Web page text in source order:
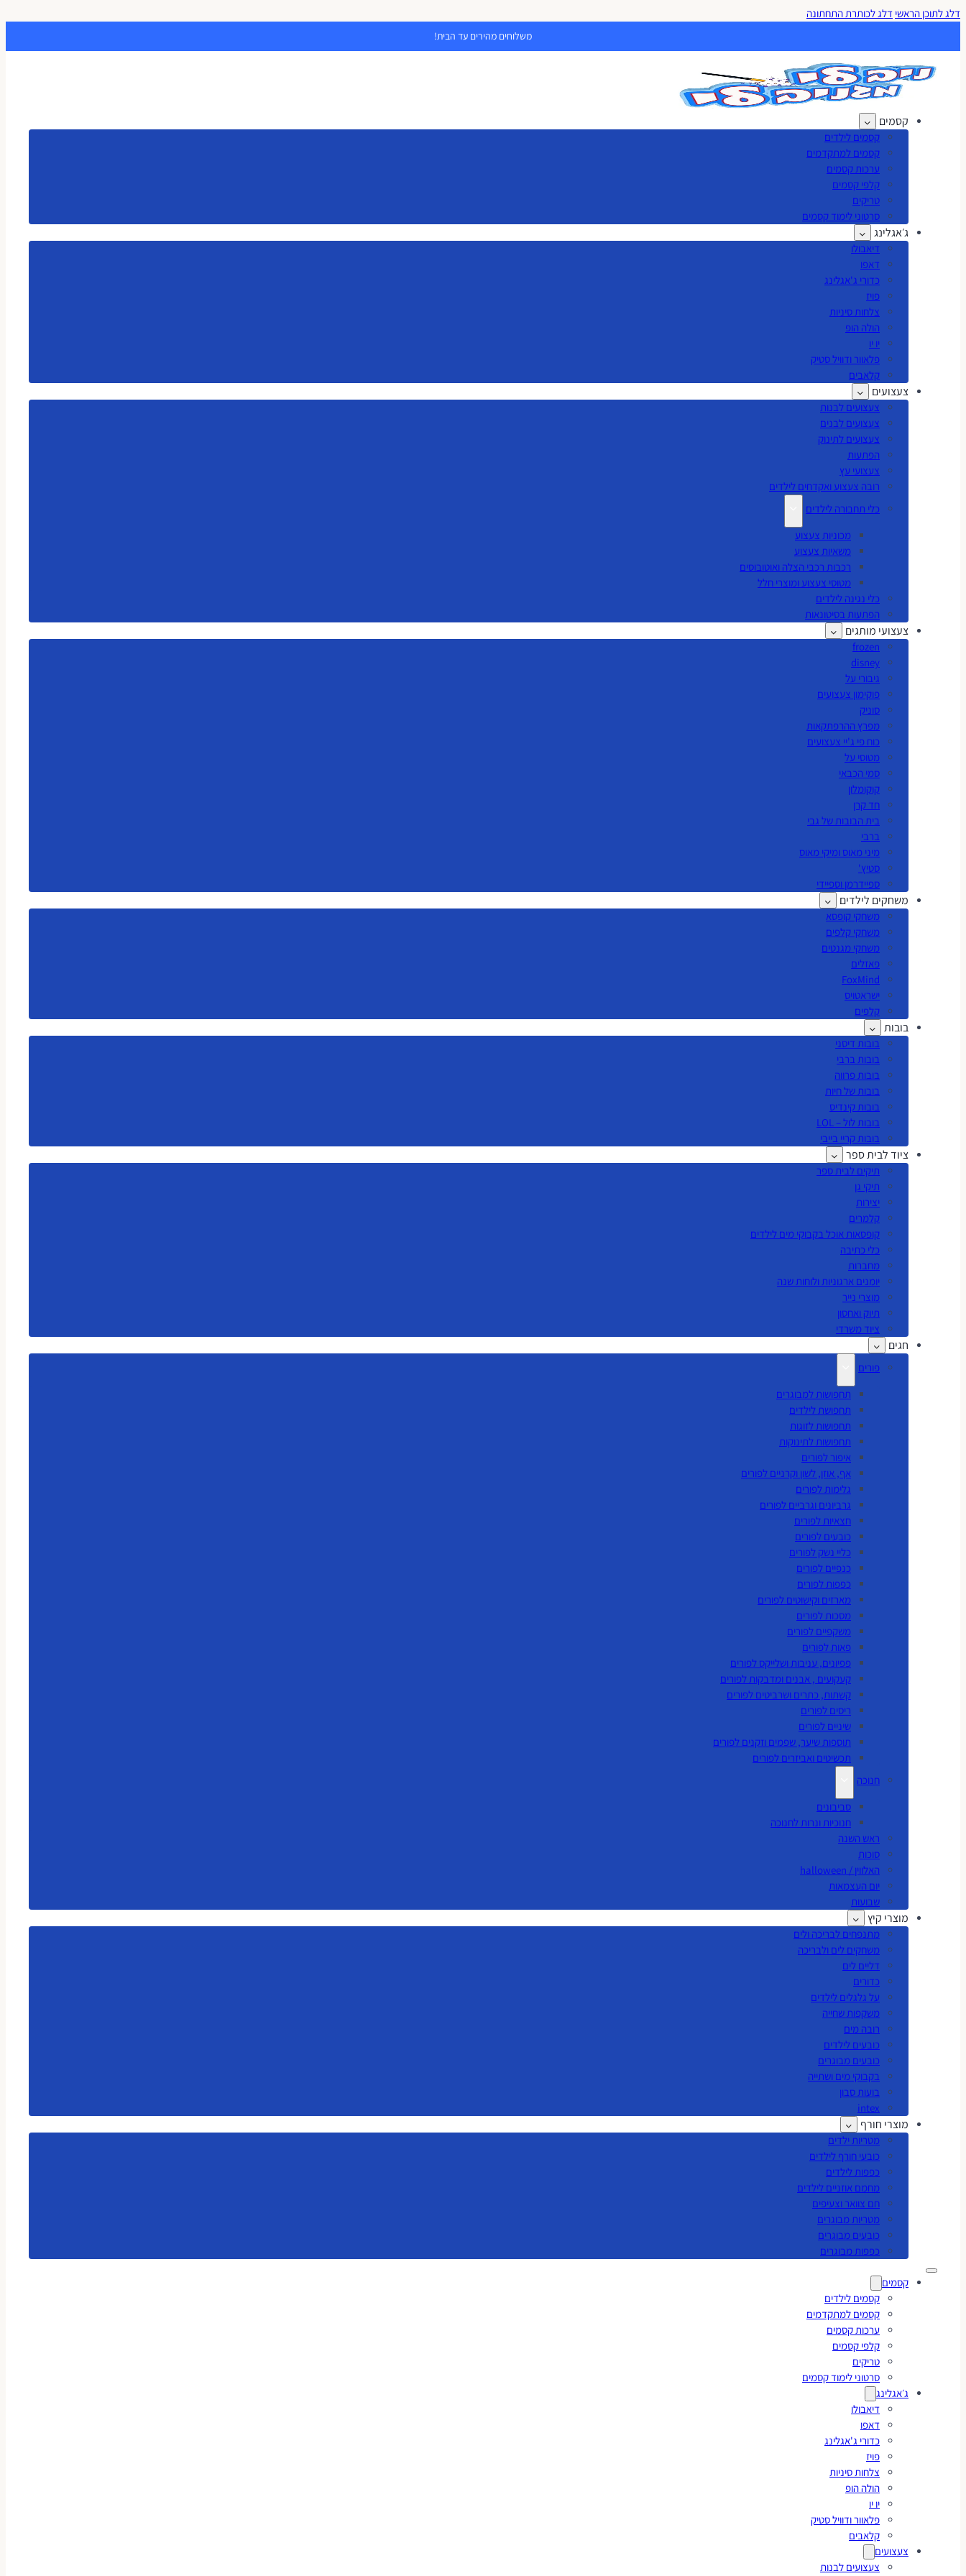
דלג לתוכן הראשי דלג לכותרת התחתונה
משלוחים מהירים עד הבית!
קסמים
קסמים לילדים
קסמים למתקדמים
ערכות קסמים
קלפי קסמים
טריקים
סרטוני לימוד קסמים
ג׳אגלינג
דיאבולו
דאפו
כדורי ג'אגלינג
פויז
צלחות סיניות
הולה הופ
יו יו
פלאוור ודוויל סטיק
קלאבים
צעצועים
צעצועים לבנות
צעצועים לבנים
צעצועים לתינוק
הפתעות
צעצועי עץ
רובה צעצוע ואקדחים לילדים
כלי תחבורה לילדים
מכוניות צעצוע
משאיות צעצוע
רכבות רכבי הצלה ואוטובוסים
מטוסי צעצוע ומוצרי חלל
כלי נגינה לילדים
הפתעות בסיטונאות
צעצועי מותגים
frozen
disney
גיבורי על
פוקימון צעצועים
סוניק
מפרץ ההרפתקאות
כוח פי ג'יי צעצועים
מטוסי על
סמי הכבאי
קוקומלון
חד קרן
בית הבובות של גבי
ברבי
מיני מאוס ומיקי מאוס
סטיץ'
ספיידרמן וספיידי
משחקים לילדים
משחקי קופסא
משחקי קלפים
משחקי מגנטים
פאזלים
FoxMind
ישראטויס
קלפים
בובות
בובות דיסני
בובות ברבי
בובות פרווה
בובות של חיות
בובות קינדיס
בובות לול – LOL
בובות קריי בייבי
ציוד לבית ספר
תיקים לבית ספר
תיקי גן
יצירות
קלמרים
קופסאות אוכל בקבוקי מים לילדים
כלי כתיבה
מחברות
יומנים ארגוניות ולוחות שנה
מוצרי נייר
תיוק ואחסון
ציוד משרדי
חגים
פורים
תחפושות למבוגרים
תחפושת לילדים
תחפושות לזוגות
תחפושות לתינוקות
איפור לפורים
אף, אוזן, לשון וקרניים לפורים
גלימות לפורים
גרביונים וגרביים לפורים
חצאיות לפורים
כובעים לפורים
כליי נשק לפורים
כנפיים לפורים
כפפות לפורים
מארזים וקישוטים לפורים
מסכות לפורים
משקפיים לפורים
פאות לפורים
פפיונים, עניבות ושלייקס לפורים
קעקועים , אבנים ומדבקות לפורים
קשתות, כתרים ושרביטים לפורים
ריסים לפורים
שיניים לפורים
תוספות שיער, שפמים וזקנים לפורים
תכשיטים ואביזרים לפורים
חנוכה
סביבונים
חנוכיות ונרות לחנוכה
ראש השנה
סוכות
האלווין / halloween
יום העצמאות
שבועות
מוצרי קיץ
מתנפחים לבריכה ולים
משחקים לים ולבריכה
דליים לים
כדורים
על גלגלים לילדים
משקפות שחייה
רובה מים
כובעים לילדים
כובעים מבוגרים
בקבוקי מים ושתייה
בועות סבון
intex
מוצרי חורף
מטריות ילדים
כובעי חורף לילדים
כפפות לילדים
מחמם אוזניים לילדים
חם צוואר וצעיפים
מטריות מבוגרים
כובעים מבוגרים
כפפות מבוגרים
קסמים
קסמים לילדים
קסמים למתקדמים
ערכות קסמים
קלפי קסמים
טריקים
סרטוני לימוד קסמים
ג׳אגלינג
דיאבולו
דאפו
כדורי ג'אגלינג
פויז
צלחות סיניות
הולה הופ
יו יו
פלאוור ודוויל סטיק
קלאבים
צעצועים
צעצועים לבנות